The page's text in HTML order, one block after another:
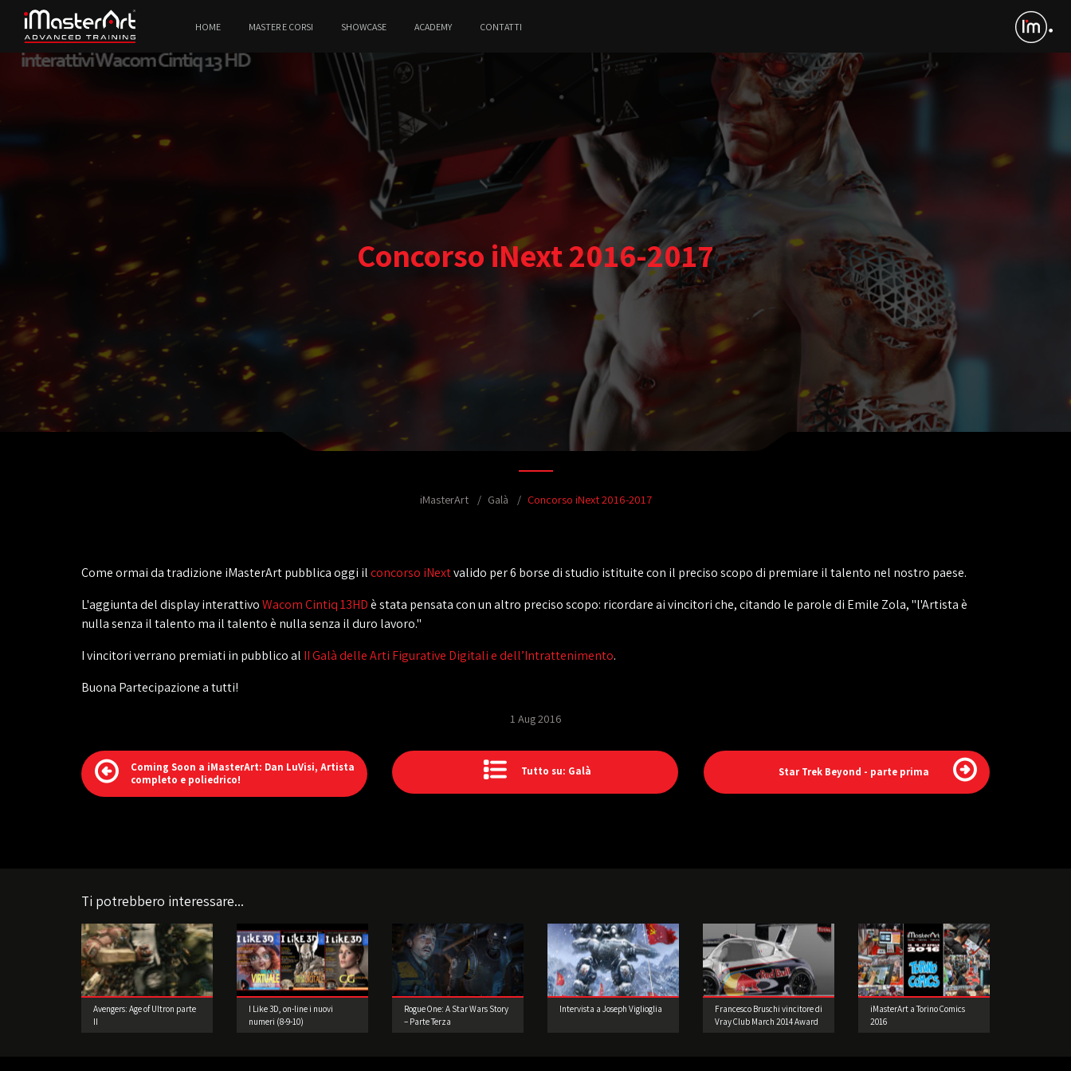
HOME MASTER E CORSI SHOWCASE ACADEMY CONTATTI
Concorso iNext 2016-2017
iMasterArt Galà Concorso iNext 2016-2017
Come ormai da tradizione iMasterArt pubblica oggi ilconcorso iNextvalido per 6 borse di studio istituite con il preciso scopo di premiare il talento nel nostro paese.
L'aggiunta del display interattivoWacom Cintiq 13HDè stata pensata con un altro preciso scopo: ricordare ai vincitori che, citando le parole di Emile Zola, "l'Artista è
nulla senza il talento ma il talento è nulla senza il duro lavoro."
I vincitori verrano premiati in pubblico al II Galà delle Arti Figurative Digitali e dell’Intrattenimento.
Buona Partecipazione a tutti!
1 Aug 2016
Coming Soon a iMasterArt: Dan LuVisi, Artista
completo e poliedrico!
Tutto su: Galà Star Trek Beyond - parte prima
Ti potrebbero interessare...
Avengers: Age of Ultron parte
II
I Like 3D, on-line i nuovi
numeri (8-9-10)
Rogue One: A Star Wars Story
– Parte Terza
Intervista a Joseph Viglioglia
Francesco Bruschi vincitore di
Vray Club March 2014 Award
iMasterArt a Torino Comics
2016